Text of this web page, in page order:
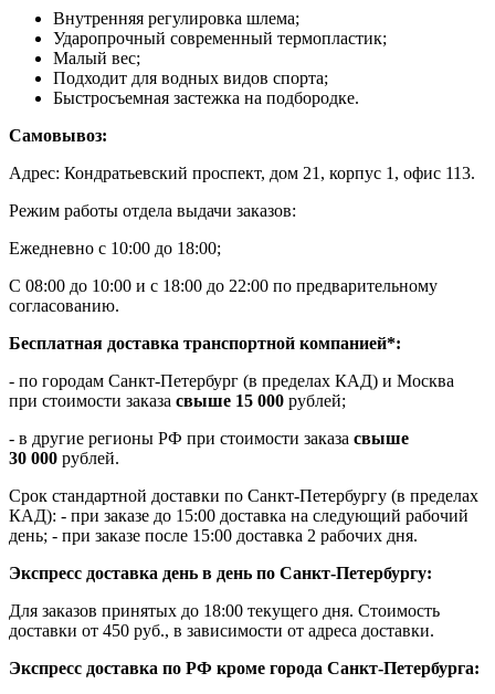
Внутренняя регулировка шлема;
Ударопрочный современный термопластик;
Малый вес;
Подходит для водных видов спорта;
Быстросъемная застежка на подбородке.
Самовывоз:
Адрес: Кондратьевский проспект, дом 21, корпус 1, офис 113.
Режим работы отдела выдачи заказов:
Ежедневно с 10:00 до 18:00;
С 08:00 до 10:00 и с 18:00 до 22:00 по предварительному
согласованию.
Бесплатная доставка транспортной компанией*:
- по городам Санкт-Петербург (в пределах КАД) и Москва
при стоимости заказа свыше 15 000 рублей;
- в другие регионы РФ при стоимости заказа свыше
30 000 рублей.
Срок стандартной доставки по Санкт-Петербургу (в пределах
КАД): - при заказе до 15:00 доставка на следующий рабочий
день; - при заказе после 15:00 доставка 2 рабочих дня.
Экспресс доставка день в день по Санкт-Петербургу:
Для заказов принятых до 18:00 текущего дня. Стоимость
доставки от 450 руб., в зависимости от адреса доставки.
Экспресс доставка по РФ кроме города Санкт-Петербурга: